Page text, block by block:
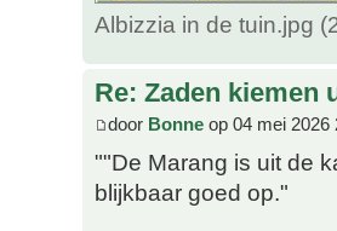
Albizzia in de tuin.jpg
Re: Zaden kiemen
door Bonne op 04 mei 2026
""De Marang is uit de
blijkbaar goed op."